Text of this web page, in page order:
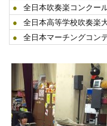
●
全日本吹奏楽コンクー
●
全日本高等学校吹奏楽
●
全日本マーチングコン